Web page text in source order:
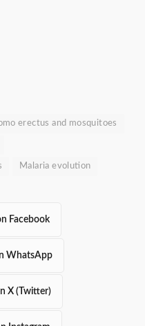
erectus and mosquitoes
Malaria evolution
Facebook
WhatsApp
X (Twitter)